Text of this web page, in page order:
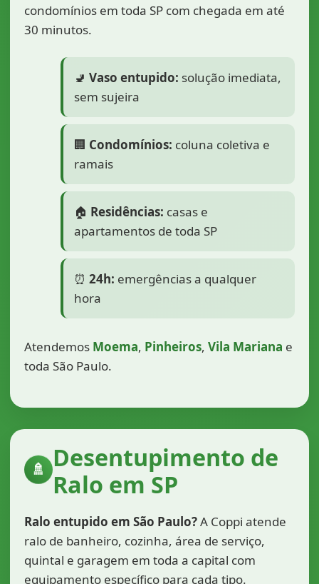
condomínios em toda SP com chegada em até
30 minutos.
🚽Vaso entupido: solução imediata,
sem sujeira
🏢 Condomínios: coluna coletiva e
ramais
🏠 Residências: casas e
apartamentos de toda SP
⏰24h: emergências a qualquer
hora
Atendemos Moema, Pinheiros,Vila Mariana e
toda São Paulo.
🚿
Desentupimento de
Ralo em SP
Ralo entupido em São Paulo?A Coppi atende
ralo de banheiro, cozinha, área de serviço,
quintal e garagem em toda a capital com
equipamento específico para cada tipo.